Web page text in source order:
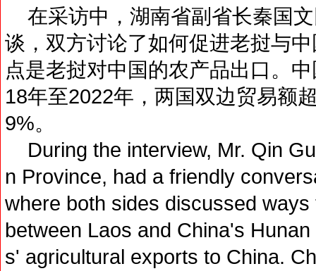
在采访中，湖南省副省长秦国
谈，双方讨论了如何促进老挝与
点是老挝对中国的农产品出口。
18年至2022年，两国双边贸易额
9%。
During the interview, Mr. Qin
n Province, had a friendly
where both sides discussed
between Laos and China's
s' agricultural exports to China.